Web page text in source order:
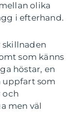
olika
i efterhand.
som känns
höstar, en
uppfart som
och
men väl